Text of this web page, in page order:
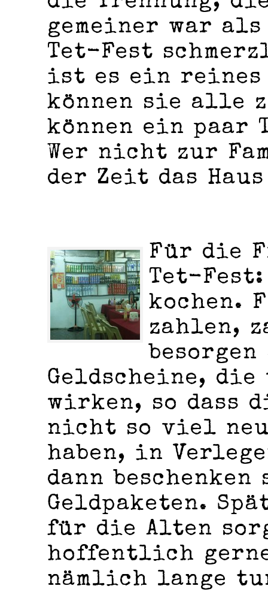
gemeiner war
Tet-Fest
ist es ein reines
können sie alle
können ein paar
Wer nicht zur
der Zeit das
Für die
Tet-Fest:
kochen.
zahlen,
Geldscheine,
wirken, so dass
nicht so viel
haben, in
dann
Geldpaketen.
für die Alten
hoffentlich
nämlich lange